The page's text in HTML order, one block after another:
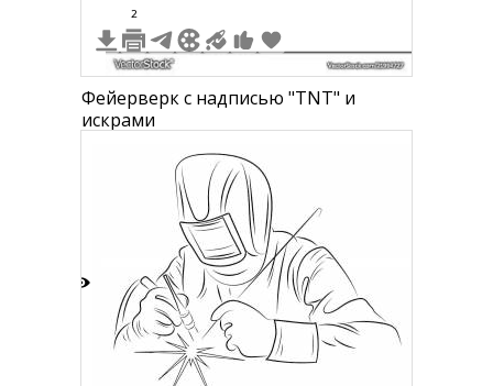
2
Фейерверк с надписью "TNT" и
искрами